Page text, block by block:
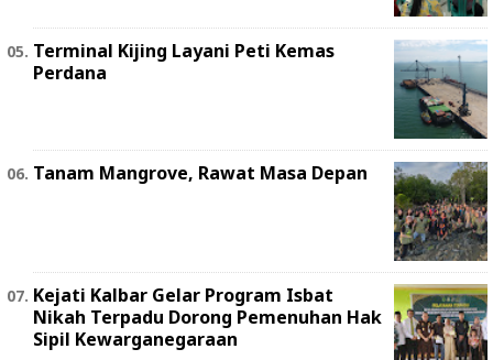
Terminal Kijing Layani Peti Kemas
Perdana
Tanam Mangrove, Rawat Masa Depan
Kejati Kalbar Gelar Program Isbat
Nikah Terpadu Dorong Pemenuhan Hak
Sipil Kewarganegaraan